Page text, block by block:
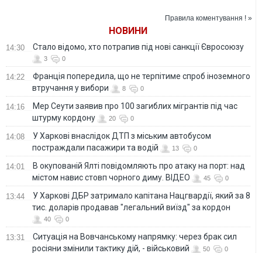
московському
Правила коментування ! »
НОВИНИ
14:30 Стало відомо, хто потрапив під нові санкції Євросоюзу
3 0
14:22
Франція попередила, що не терпітиме спроб іноземного
втручання у вибори
8 0
14:16
Мер Сеути заявив про 100 загиблих мігрантів під час
штурму кордону
20 0
14:08
У Харкові внаслідок ДТП з міським автобусом
постраждали пасажири та водій
13 0
14:01
В окупованій Ялті повідомляють про атаку на порт: над
містом навис стовп чорного диму. ВІДЕО
45 0
13:44
У Харкові ДБР затримало капітана Нацгвардії, який за 8
тис. доларів продавав "легальний виїзд" за кордон
40 0
13:31
Ситуація на Вовчанському напрямку: через брак сил
росіяни змінили тактику дій, - військовий
50 0